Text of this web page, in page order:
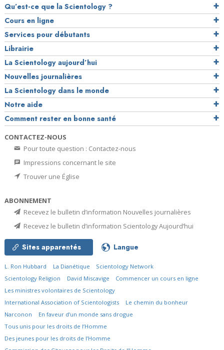
Qu’est-ce que la Scientology ?
Cours en ligne
Services pour débutants
Librairie
La Scientology aujourd’hui
Nouvelles journalières
La Scientology dans le monde
Notre aide
Comment rester en bonne santé
CONTACTEZ-NOUS
Pour toute question : Contactez-nous
Impressions concernant le site
Trouver une Église
ABONNEMENT
Recevez le bulletin d’information Nouvelles journalières
Recevez le bulletin d’information Scientology Aujourd’hui
Sites apparentés Langue
L. Ron Hubbard La Dianétique
Scientology Network
Scientology Religion
David Miscavige
Commencer un cours en ligne
Les ministres volontaires de Scientology
International Association of Scientologists
Le chemin du bonheur
Narconon
En faveur d’un monde sans drogue
Tous unis pour les droits de l’Homme
Des jeunes pour les droits de l’Homme